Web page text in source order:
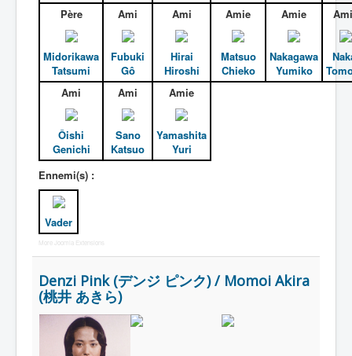
Père
Midorikawa
Tatsumi
Ami
Fubuki
Gô
Ami
Hirai
Hiroshi
Amie
Matsuo
Chieko
Amie
Nakagawa
Yumiko
Ami
Ôishi
Genichi
Ami
Sano
Katsuo
Amie
Yamashita
Yuri
Ennemi(s) :
Vader
More Joomla Extensions
Denzi Pink (デンジ ピンク) / Momoi Akira
(桃井 あきら)